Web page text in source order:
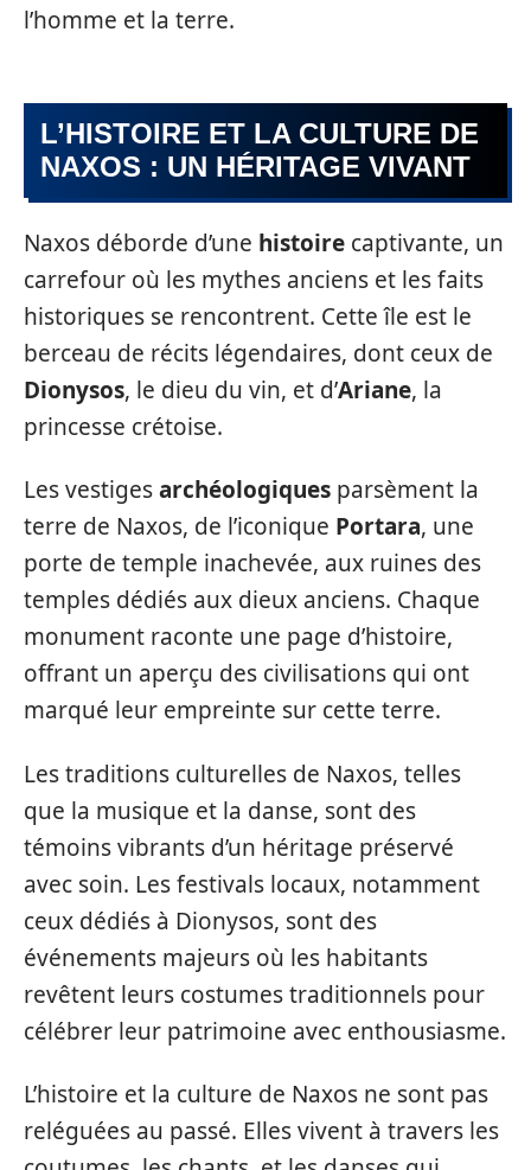
l’homme et la terre.
L’HISTOIRE ET LA CULTURE DE
NAXOS : UN HÉRITAGE VIVANT
Naxos déborde d’une histoire captivante, un
carrefour où les mythes anciens et les faits
historiques se rencontrent. Cette île est le
berceau de récits légendaires, dont ceux de
Dionysos, le dieu du vin, et d’Ariane, la
princesse crétoise.
Les vestigesarchéologiques parsèment la
terre de Naxos, de l’iconique Portara, une
porte de temple inachevée, aux ruines des
temples dédiés aux dieux anciens. Chaque
monument raconte une page d’histoire,
offrant un aperçu des civilisations qui ont
marqué leur empreinte sur cette terre.
Les traditions culturelles de Naxos, telles
que la musique et la danse, sont des
témoins vibrants d’un héritage préservé
avec soin. Les festivals locaux, notamment
ceux dédiés à Dionysos, sont des
événements majeurs où les habitants
revêtent leurs costumes traditionnels pour
célébrer leur patrimoine avec enthousiasme.
L’histoire et la culture de Naxos ne sont pas
reléguées au passé. Elles vivent à travers les